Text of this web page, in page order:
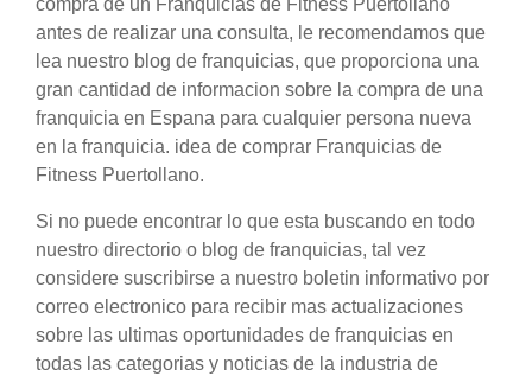
compra de un Franquicias de Fitness Puertollano
antes de realizar una consulta, le recomendamos que
lea nuestro blog de franquicias, que proporciona una
gran cantidad de informacion sobre la compra de una
franquicia en Espana para cualquier persona nueva
en la franquicia. idea de comprar Franquicias de
Fitness Puertollano.
Si no puede encontrar lo que esta buscando en todo
nuestro directorio o blog de franquicias, tal vez
considere suscribirse a nuestro boletin informativo por
correo electronico para recibir mas actualizaciones
sobre las ultimas oportunidades de franquicias en
todas las categorias y noticias de la industria de